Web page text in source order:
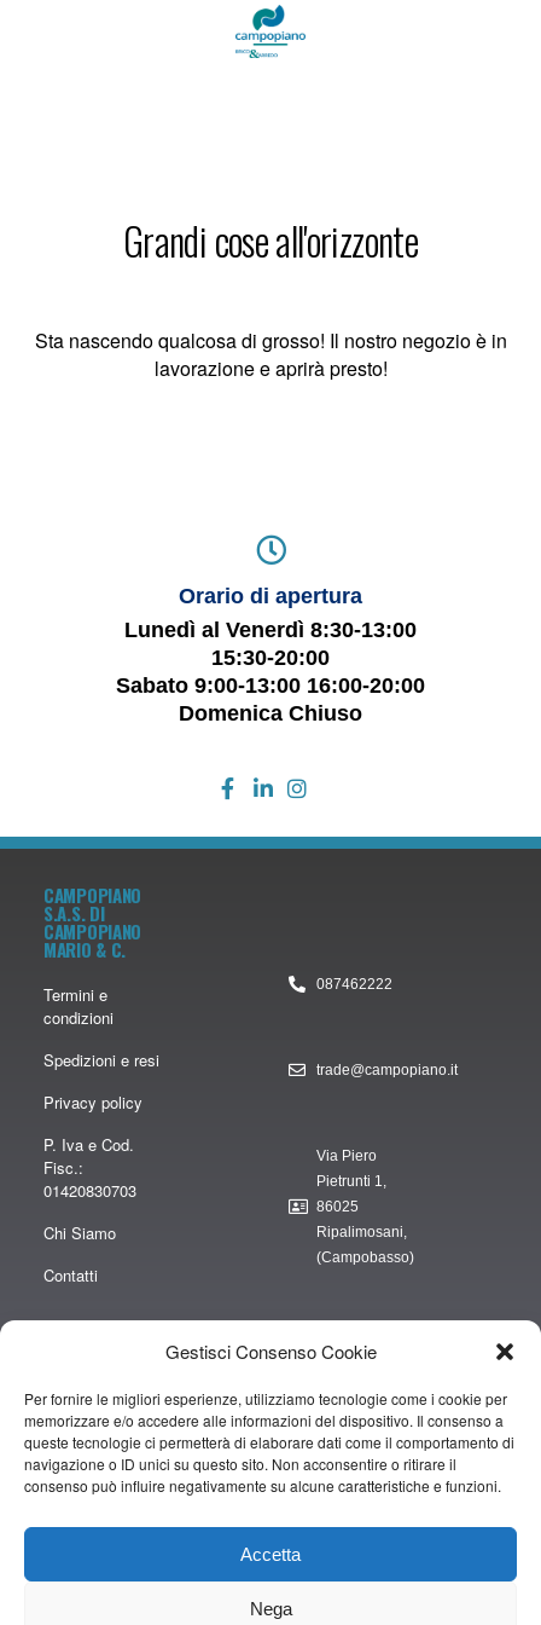
Gestisci Consenso Cookie
Per fornire le migliori esperienze, utilizziamo tecnologie come i cookie per
memorizzare e/o accedere alle informazioni del dispositivo. Il consenso a
queste tecnologie ci permetterà di elaborare dati come il comportamento di
navigazione o ID unici su questo sito. Non acconsentire o ritirare il
consenso può influire negativamente su alcune caratteristiche e funzioni.
Accetta
Nega
Grandi cose all'orizzonte
Sta nascendo qualcosa di grosso! Il nostro negozio è in
lavorazione e aprirà presto!
Orario di apertura
Lunedì al Venerdì 8:30-13:00
15:30-20:00
Sabato 9:00-13:00 16:00-20:00
Domenica Chiuso
CAMPOPIANO
S.A.S. DI
CAMPOPIANO
MARIO & C.
Termini e
condizioni
Spedizioni e resi
Privacy policy
P. Iva e Cod.
Fisc.:
01420830703
Chi Siamo
Contatti
087462222
trade@campopiano.it
Via Piero
Pietrunti 1,
86025
Ripalimosani,
(Campobasso)
“obblighi informativi per le erogazioni pubbliche: gli aiuti di Stato e gli aiuti de
minimis ricevuti dalla nostra impresa sono contenuti nel Registro nazionale
degli aiuti di Stato di cui all’art. 52 della L. 234/2012” e consultabili al seguente
link
https://www.rna.gov.it/RegistroNazionaleTrasparenza/faces/pages/
Copyright © 2019 CAMPOPIANO S.A.S. DI CAMPOPIANO MARIO & C.